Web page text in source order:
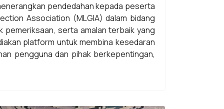
pendedahan kepada peserta
Association (MLGIA) dalam bidang
pemeriksaan, serta amalan terbaik yang
platform untuk membina kesedaran
pengguna dan pihak berkepentingan,